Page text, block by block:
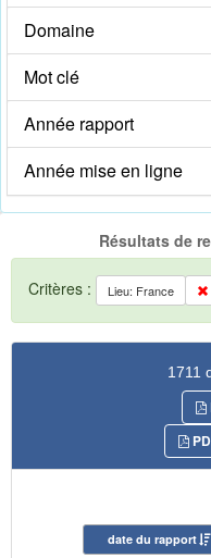
Domaine
Mot clé
Année rapport
Année mise en ligne
Résultats de
Critères : Lieu: France
1711
date du rapport